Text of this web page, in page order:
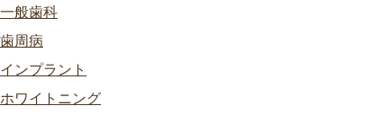
一般歯科
歯周病
インプラント
ホワイトニング